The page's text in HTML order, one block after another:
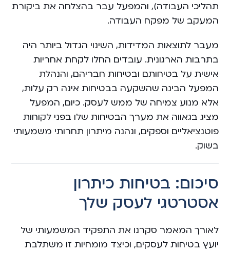
תהליכי העבודה), והמפעל עבר בהצלחה את ביקורת
המעקב של מפקח העבודה.
מעבר לתוצאות המדידות, השינוי הגדול ביותר היה
בתרבות הארגונית. עובדים החלו לקחת אחריות
אישית על בטיחותם ובטיחות חבריהם, והנהלת
המפעל הבינה שהשקעה בבטיחות אינה רק עלות,
אלא מנוע צמיחה של ממש לעסק. כיום, המפעל
מציג בגאווה את מערך הבטיחות שלו בפני לקוחות
פוטנציאליים וספקים, ונהנה מיתרון תחרותי משמעותי
בשוק.
סיכום: בטיחות כיתרון
אסטרטגי לעסק שלך
לאורך המאמר סקרנו את התפקיד המשמעותי של
יועץ בטיחות לעסקים, וכיצד מומחיות זו משתלבת